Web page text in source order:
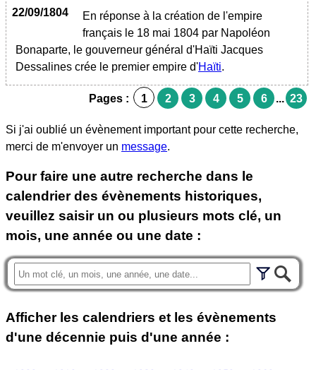
22/09/1804
En réponse à la création de l'empire
français le 18 mai 1804 par Napoléon
Bonaparte, le gouverneur général d'Haïti Jacques
Dessalines crée le premier empire d'Haïti.
Pages : 1 2 3 4 5 6 ... 23
Si j'ai oublié un évènement important pour cette recherche,
merci de m'envoyer un message.
Pour faire une autre recherche dans le
calendrier des évènements historiques,
veuillez saisir un ou plusieurs mots clé, un
mois, une année ou une date :
Afficher les calendriers et les évènements
d'une décennie puis d'une année :